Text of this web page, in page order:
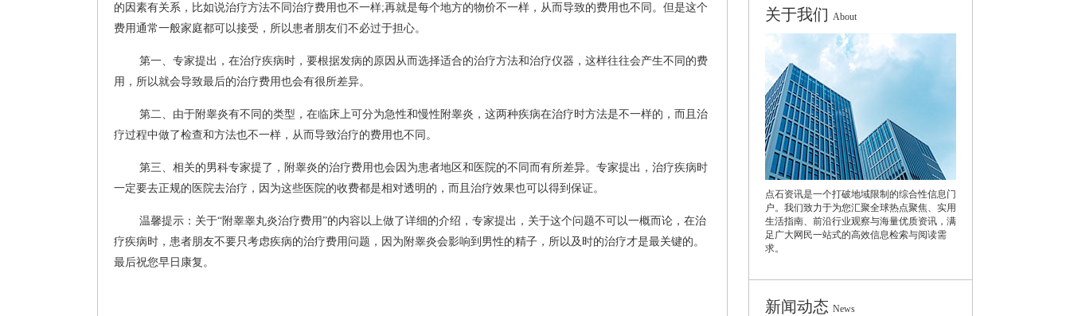
的因素有关系，比如说治疗方法不同治疗费用也不一样;再就是每个地方的物价不一样，从而导致的费用也不同。但是这个
费用通常一般家庭都可以接受，所以患者朋友们不必过于担心。
第一、专家提出，在治疗疾病时，要根据发病的原因从而选择适合的治疗方法和治疗仪器，这样往往会产生不同的费
用，所以就会导致最后的治疗费用也会有很所差异。
第二、由于附睾炎有不同的类型，在临床上可分为急性和慢性附睾炎，这两种疾病在治疗时方法是不一样的，而且治
疗过程中做了检查和方法也不一样，从而导致治疗的费用也不同。
第三、相关的男科专家提了，附睾炎的治疗费用也会因为患者地区和医院的不同而有所差异。专家提出，治疗疾病时
一定要去正规的医院去治疗，因为这些医院的收费都是相对透明的，而且治疗效果也可以得到保证。
温馨提示：关于“附睾睾丸炎治疗费用”的内容以上做了详细的介绍，专家提出，关于这个问题不可以一概而论，在治
疗疾病时，患者朋友不要只考虑疾病的治疗费用问题，因为附睾炎会影响到男性的精子，所以及时的治疗才是最关键的。
最后祝您早日康复。
关于我们 About
点石资讯是一个打破地域限制的综合性信息门
户。我们致力于为您汇聚全球热点聚焦、实用
生活指南、前沿行业观察与海量优质资讯，满
足广大网民一站式的高效信息检索与阅读需
求。
新闻动态 News